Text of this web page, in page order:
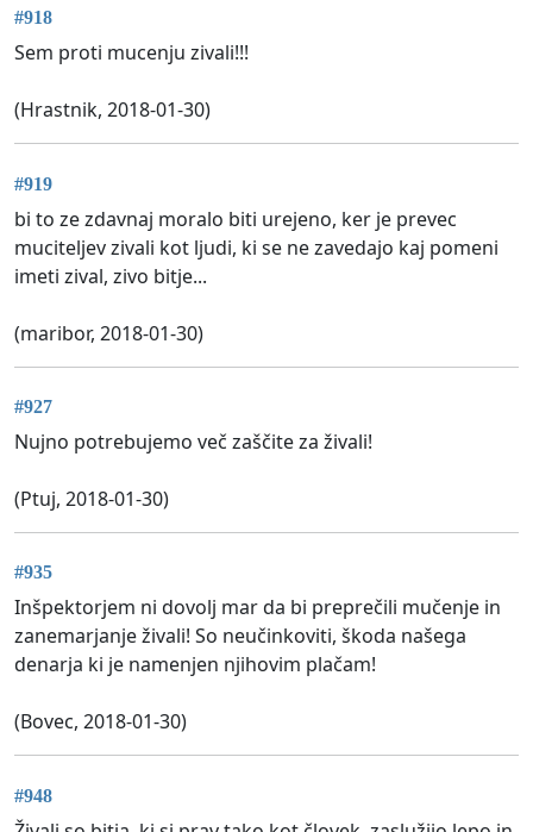
#918
Sem proti mucenju zivali!!!
(Hrastnik, 2018-01-30)
#919
bi to ze zdavnaj moralo biti urejeno, ker je prevec
muciteljev zivali kot ljudi, ki se ne zavedajo kaj pomeni
imeti zival, zivo bitje...
(maribor, 2018-01-30)
#927
Nujno potrebujemo več zaščite za živali!
(Ptuj, 2018-01-30)
#935
Inšpektorjem ni dovolj mar da bi preprečili mučenje in
zanemarjanje živali! So neučinkoviti, škoda našega
denarja ki je namenjen njihovim plačam!
(Bovec, 2018-01-30)
#948